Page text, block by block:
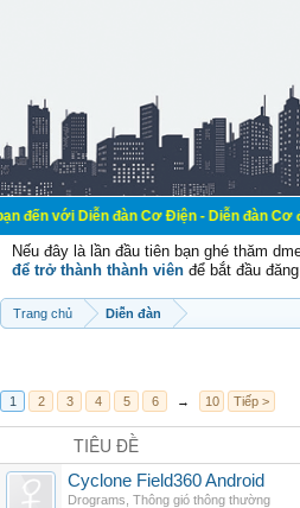
đàn Cơ Điện - Diễn đàn Cơ điện là
Nếu đây là lần đầu tiên bạn ghé thăm
để trở thành thành viên để bắt đầu
Trang chủ Diễn đàn
1 2 3 4 5 6 → 10 Tiếp >
TIÊU ĐỀ
Cyclone Field360 Android
Drograms Thông gió thông thường